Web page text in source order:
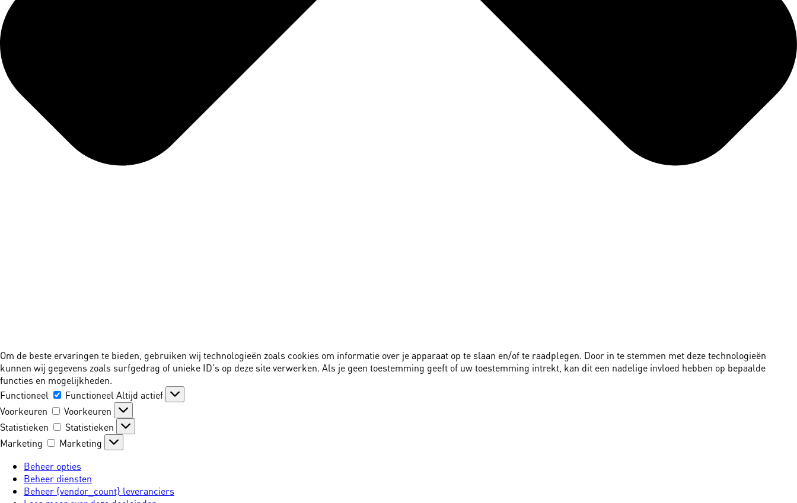
Om de beste ervaringen te bieden, gebruiken wij technologieën zoals cookies om informatie over je apparaat op te slaan en/of te raadplegen. Door in te stemmen met deze technologieën
kunnen wij gegevens zoals surfgedrag of unieke ID's op deze site verwerken. Als je geen toestemming geeft of uw toestemming intrekt, kan dit een nadelige invloed hebben op bepaalde
functies en mogelijkheden.
Functioneel
Functioneel Altijd actief
Voorkeuren
Voorkeuren
Statistieken
Statistieken
Marketing
Marketing
Beheer opties
Beheer diensten
Beheer {vendor_count} leveranciers